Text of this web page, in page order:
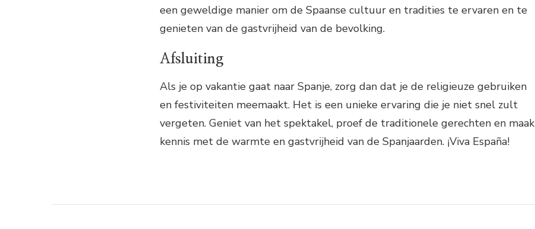
een geweldige manier om de Spaanse cultuur en tradities te ervaren en te
genieten van de gastvrijheid van de bevolking.
Afsluiting
Als je op vakantie gaat naar Spanje, zorg dan dat je de religieuze gebruiken
en festiviteiten meemaakt. Het is een unieke ervaring die je niet snel zult
vergeten. Geniet van het spektakel, proef de traditionele gerechten en maak
kennis met de warmte en gastvrijheid van de Spanjaarden. ¡Viva España!